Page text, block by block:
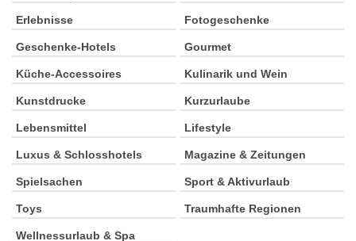
Erlebnisse Fotogeschenke
Geschenke-Hotels Gourmet
Küche-Accessoires Kulinarik und Wein
Kunstdrucke Kurzurlaube
Lebensmittel Lifestyle
Luxus & Schlosshotels Magazine & Zeitungen
Spielsachen Sport & Aktivurlaub
Toys Traumhafte Regionen
Wellnessurlaub & Spa